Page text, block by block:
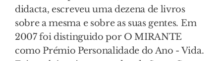
didacta, escreveu uma dezena de livros
sobre a mesma e sobre as suas gentes. Em
2007 foi distinguido por O MIRANTE
como Prémio Personalidade do Ano - Vida.